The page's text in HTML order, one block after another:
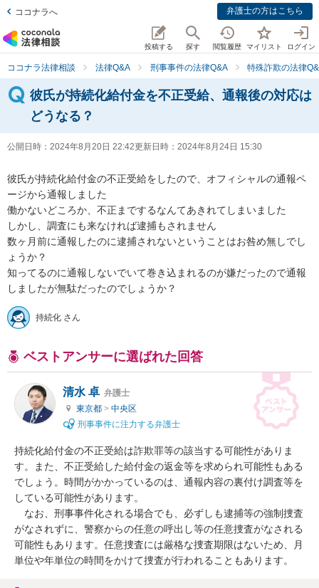
ココナラへ 弁護士の方はこちら
投稿する 探す 閲覧履歴 マイリスト ログイン
ココナラ法律相談 法律Q&A 刑事事件の法律Q&A 特殊詐欺の法律
彼氏が持続化給付金を不正受給、通報後の対応は
どうなる？
公開日時： 2024年8月20日 22:42更新日時： 2024年8月24日 15:30
彼氏が持続化給付金の不正受給をしたので、オフィシャルの通報ペ
ージから通報しました
働かないどころか、不正までするなんてあきれてしまいました
しかし、調査にも来なければ逮捕もされません
数ヶ月前に通報したのに逮捕されないということはお咎め無しでし
ょうか？
知ってるのに通報しないでいて巻き込まれるのが嫌だったので通報
しましたが無駄だったのでしょうか？
持続化 さん
ベストアンサーに選ばれた回答
清水 卓 弁護士
東京都 > 中央区
刑事事件に注力する弁護士
持続化給付金の不正受給は詐欺罪等の該当する可能性がありま
す。また、不正受給した給付金の返金等を求められ可能性もある
でしょう。時間がかかっているのは、通報内容の裏付け調査等を
している可能性があります。
なお、刑事事件化される場合でも、必ずしも逮捕等の強制捜査
がなされずに、警察からの任意の呼出し等の任意捜査がなされる
可能性もあります。任意捜査には厳格な捜査期限はないため、月
単位や年単位の時間をかけて捜査が行われることもあります。